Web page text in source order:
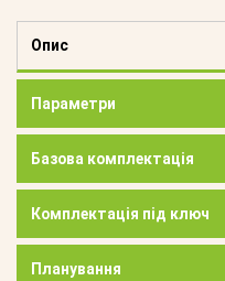
Опис
Параметри
Базова комплектація
Комплектація під ключ
Планування